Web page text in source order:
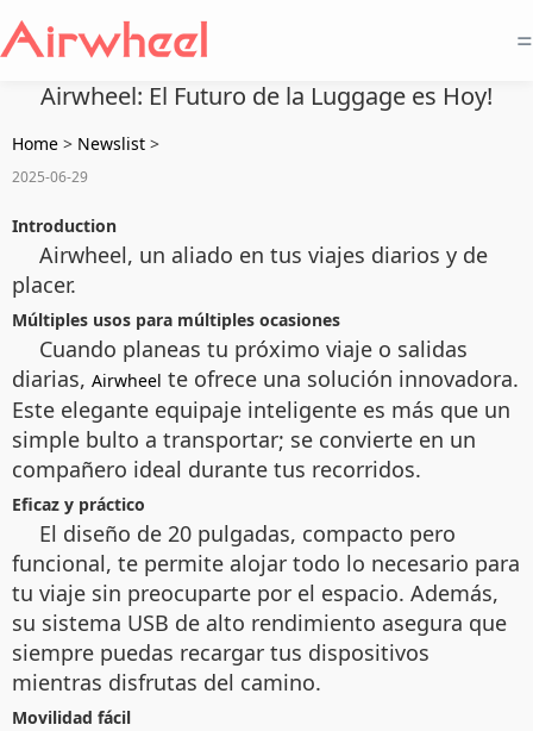
=
Airwheel: El Futuro de la Luggage es Hoy!
Home > Newslist >
2025-06-29
Introduction
Airwheel, un aliado en tus viajes diarios y de
placer.
Múltiples usos para múltiples ocasiones
Cuando planeas tu próximo viaje o salidas
diarias, Airwheel te ofrece una solución innovadora.
Este elegante equipaje inteligente es más que un
simple bulto a transportar; se convierte en un
compañero ideal durante tus recorridos.
Eficaz y práctico
El diseño de 20 pulgadas, compacto pero
funcional, te permite alojar todo lo necesario para
tu viaje sin preocuparte por el espacio. Además,
su sistema USB de alto rendimiento asegura que
siempre puedas recargar tus dispositivos
mientras disfrutas del camino.
Movilidad fácil